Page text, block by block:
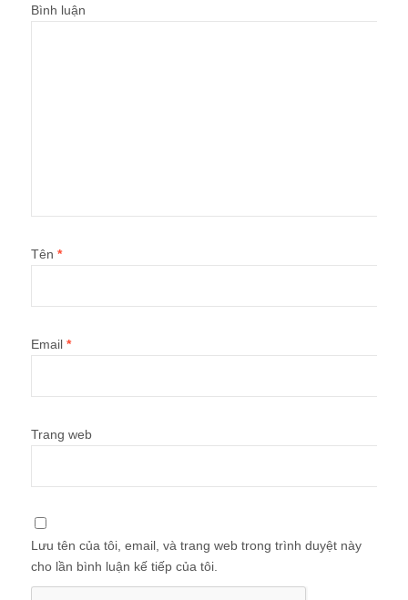
Bình luận
Tên *
Email *
Trang web
Lưu tên của tôi, email, và trang web trong trình duyệt này
cho lần bình luận kế tiếp của tôi.